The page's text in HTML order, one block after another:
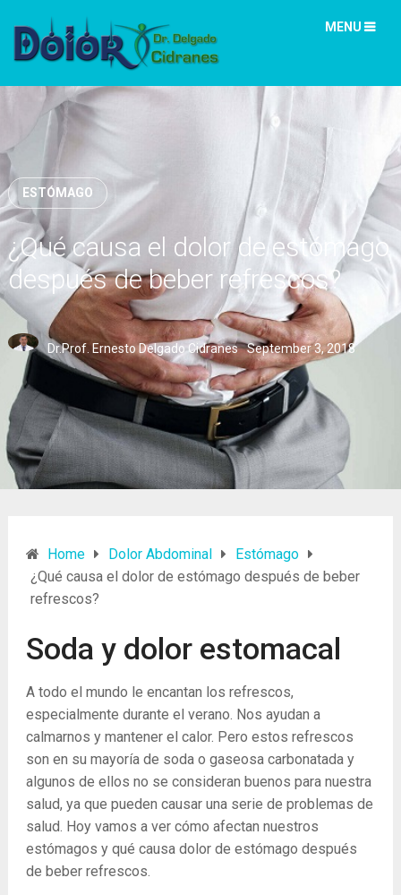
MENU
ESTÓMAGO
¿Qué causa el dolor de estómago
después de beber refrescos?
Dr.Prof. Ernesto Delgado Cidranes September 3, 2018
Home Dolor Abdominal
Estómago
¿Qué causa el dolor de estómago después de beber
refrescos?
Soda y dolor estomacal
A todo el mundo le encantan los refrescos,
especialmente durante el verano. Nos ayudan a
calmarnos y mantener el calor. Pero estos refrescos
son en su mayoría de soda o gaseosa carbonatada y
algunos de ellos no se consideran buenos para nuestra
salud, ya que pueden causar una serie de problemas de
salud. Hoy vamos a ver cómo afectan nuestros
estómagos y qué causa dolor de estómago después
de beber refrescos.